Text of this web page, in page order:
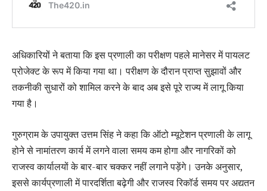
अधिकारियों ने बताया कि इस प्रणाली का परीक्षण पहले मानेसर में पायलट
प्रोजेक्ट के रूप में किया गया था। परीक्षण के दौरान प्राप्त सुझावों और
तकनीकी सुधारों को शामिल करने के बाद अब इसे पूरे राज्य में लागू किया
गया है।
गुरुग्राम के उपायुक्त उत्तम सिंह ने कहा कि ऑटो म्यूटेशन प्रणाली के लागू
होने से नामांतरण कार्य में लगने वाला समय कम होगा और नागरिकों को
राजस्व कार्यालयों के बार-बार चक्कर नहीं लगाने पड़ेंगे। उनके अनुसार,
इससे कार्यप्रणाली में पारदर्शिता बढ़ेगी और राजस्व रिकॉर्ड समय पर अद्यतन